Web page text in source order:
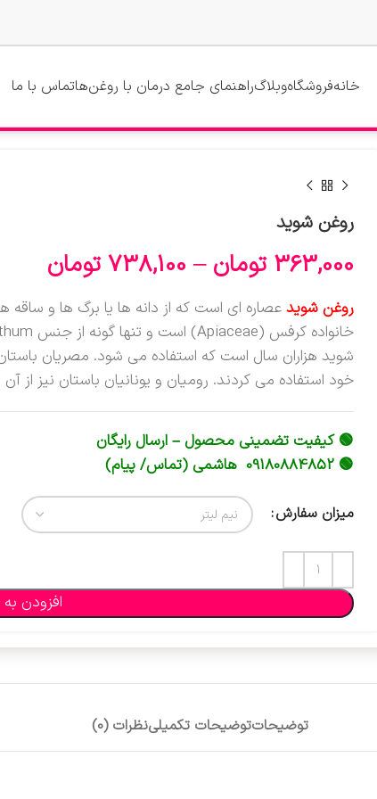
خانهفروشگاهوبلاگراهنمای جامع درمان با روغن‌هاتماس با ما
روغن شوید
363,000 تومان –
738,100 تومان
روغن شویدعصاره ای است که از دانه ها یا برگ ها و
خانواده کرفس (Apiaceae) است و تنها گونه از جنس Anethum است
شوید هزاران سال است که استفاده می شود. مصریان
خود استفاده می کردند. رومیان و یونانیان باستان نیز
🟢 کیفیت تضمینی محصول – ارسال رایگان
🟢 09180884852 هاشمی (تماس/ پیام)
میزان سفارش
افزودن
توضیحاتتوضیحات تکمیلینظرات (0)